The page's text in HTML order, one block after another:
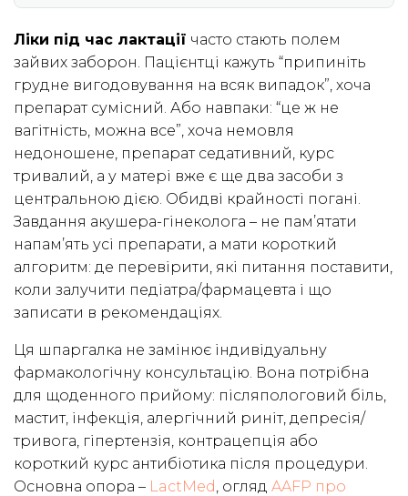
Ліки під час лактації часто стають полем
зайвих заборон. Пацієнтці кажуть “припиніть
грудне вигодовування на всяк випадок”, хоча
препарат сумісний. Або навпаки: “це ж не
вагітність, можна все”, хоча немовля
недоношене, препарат седативний, курс
тривалий, а у матері вже є ще два засоби з
центральною дією. Обидві крайності погані.
Завдання акушера-гінеколога – не пам’ятати
напам’ять усі препарати, а мати короткий
алгоритм: де перевірити, які питання поставити,
коли залучити педіатра/фармацевта і що
записати в рекомендаціях.
Ця шпаргалка не замінює індивідуальну
фармакологічну консультацію. Вона потрібна
для щоденного прийому: післяпологовий біль,
мастит, інфекція, алергічний риніт, депресія/
тривога, гіпертензія, контрацепція або
короткий курс антибіотика після процедури.
Основна опора – LactMed , огляд AAFP про